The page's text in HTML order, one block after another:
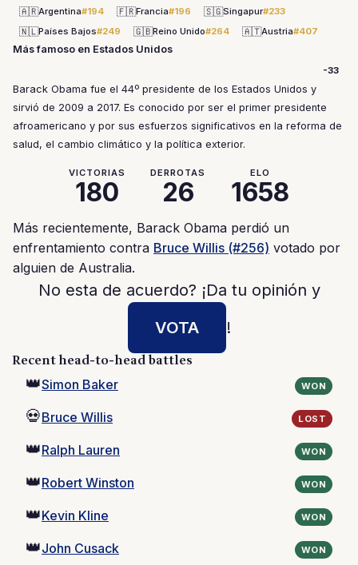
🇦🇷Argentina#194 🇫🇷Francia#196 🇸🇬Singapur#233
🇳🇱Países Bajos#249 🇬🇧Reino Unido#264 🇦🇹Austria#407
Más famoso en Estados Unidos
-33
Barack Obama fue el 44º presidente de los Estados Unidos y
sirvió de 2009 a 2017. Es conocido por ser el primer presidente
afroamericano y por sus esfuerzos significativos en la reforma de
salud, el cambio climático y la política exterior.
VICTORIAS
180
DERROTAS
26
ELO
1658
Más recientemente, Barack Obama perdió un
enfrentamiento contra Bruce Willis (#256) votado por
alguien de Australia.
No esta de acuerdo? ¡Da tu opinión y
VOTA
!
Recent head-to-head battles
👑Simon Baker WON
💀Bruce Willis LOST
👑Ralph Lauren WON
👑Robert Winston WON
👑Kevin Kline WON
👑John Cusack WON